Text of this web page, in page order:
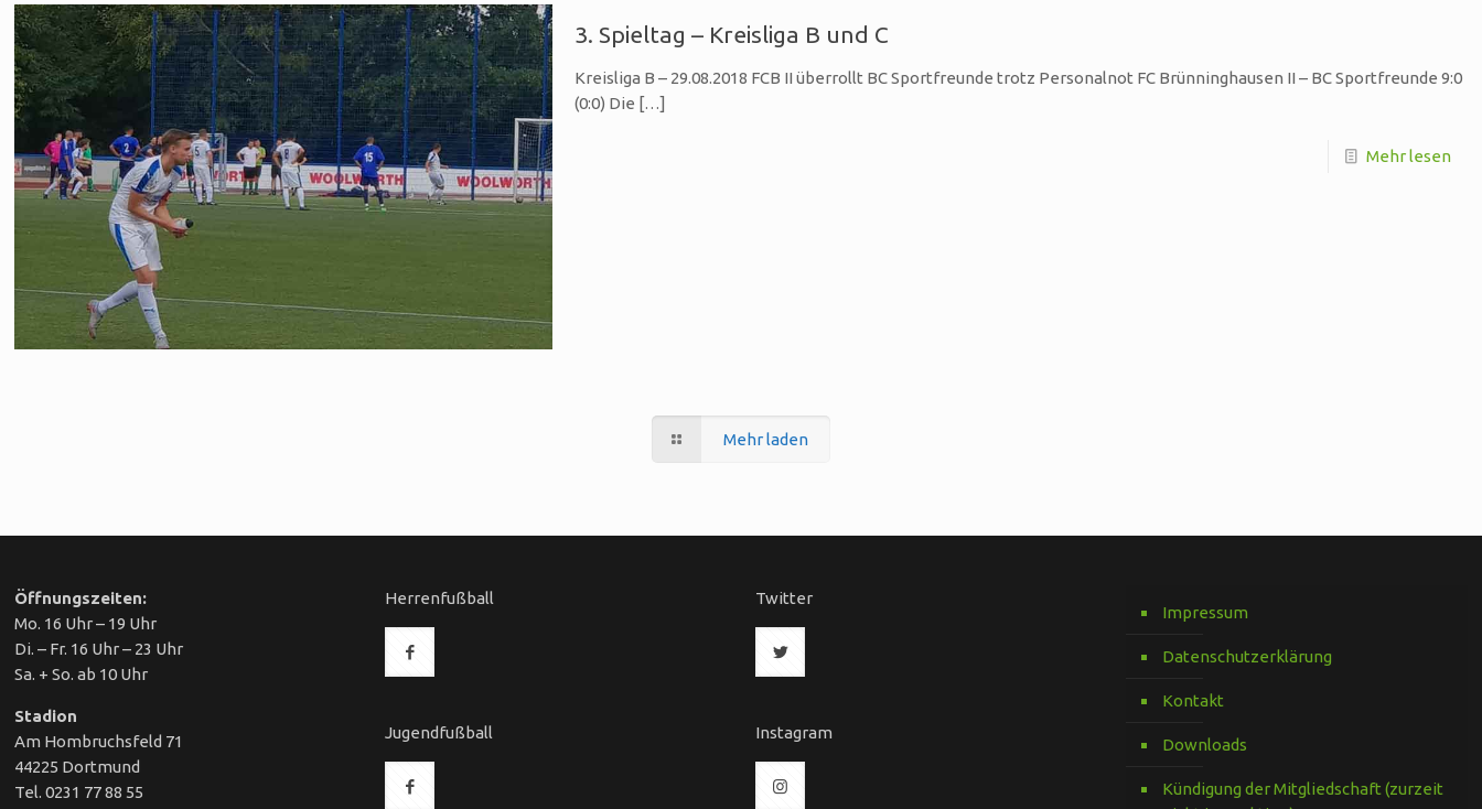
3. Spieltag – Kreisliga B und C
Kreisliga B – 29.08.2018 FCB II überrollt BC Sportfreunde trotz Personalnot FC Brünninghausen II – BC Sportfreunde 9:0
(0:0) Die […]
Mehr lesen
Mehr laden
Öffnungszeiten:
Mo. 16 Uhr – 19 Uhr
Di. – Fr. 16 Uhr – 23 Uhr
Sa. + So. ab 10 Uhr
Stadion
Am Hombruchsfeld 71
44225 Dortmund
Tel. 0231 77 88 55
Herrenfußball
Jugendfußball
Twitter
Instagram
Impressum
Datenschutzerklärung
Kontakt
Downloads
Kündigung der Mitgliedschaft (zurzeit